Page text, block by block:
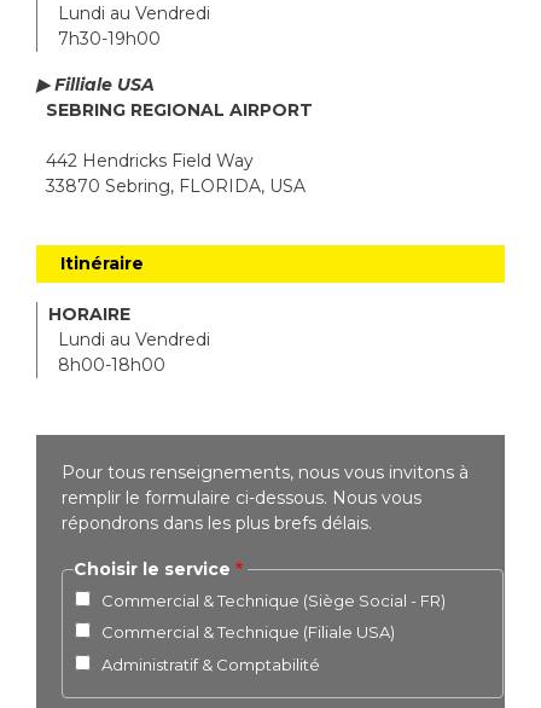
Lundi au Vendredi
7h30-19h00
▶ Filliale USA
SEBRING REGIONAL AIRPORT
442 Hendricks Field Way
33870 Sebring, FLORIDA, USA
Itinéraire
HORAIRE
Lundi au Vendredi
8h00-18h00
Pour tous renseignements, nous vous invitons à
remplir le formulaire ci-dessous. Nous vous
répondrons dans les plus brefs délais.
Choisir le service
Commercial & Technique (Siège Social - FR)
Commercial & Technique (Filiale USA)
Administratif & Comptabilité